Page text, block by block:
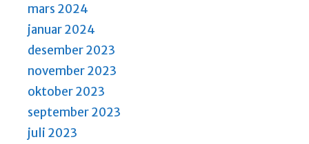
mars 2024
januar 2024
desember 2023
november 2023
oktober 2023
september 2023
juli 2023